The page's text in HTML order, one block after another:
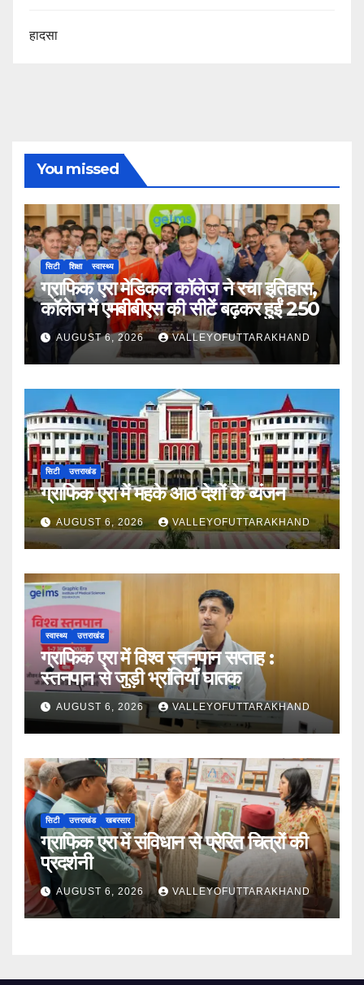
हादसा
You missed
सिटी शिक्षा स्वास्थ्य
ग्राफिक एरा मेडिकल कॉलेज ने रचा इतिहास,
कॉलेज में एमबीबीएस की सीटें बढ़कर हुईं 250
AUGUST 6, 2026 VALLEYOFUTTARAKHAND
सिटी उत्तराखंड
ग्राफिक एरा में महके आठ देशों के व्यंजन
AUGUST 6, 2026 VALLEYOFUTTARAKHAND
स्वास्थ्य उत्तराखंड
ग्राफिक एरा में विश्व स्तनपान सप्ताह :
स्तनपान से जुड़ी भ्रांतियाँ घातक
AUGUST 6, 2026 VALLEYOFUTTARAKHAND
सिटी उत्तराखंड खबरसार
ग्राफिक एरा में संविधान से प्रेरित चित्रों की
प्रदर्शनी
AUGUST 6, 2026 VALLEYOFUTTARAKHAND